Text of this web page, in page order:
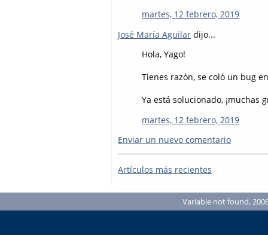
martes, 12 febrero, 2019
José María Aguilar dijo...
Hola, Yago!
Tienes razón, se coló un bug
Ya está solucionado, ¡muchas
martes, 12 febrero, 2019
Enviar un nuevo comentario
Artículos más recientes
Variable not found,